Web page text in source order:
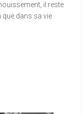
il reste
que dans sa vie